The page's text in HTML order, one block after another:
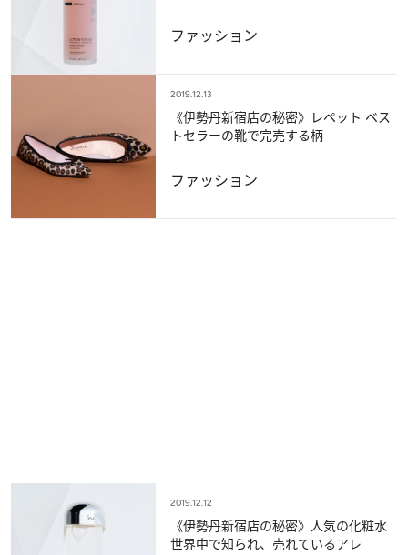
ファッション
2019.12.13
《伊勢丹新宿店の秘密》レペット ベス
トセラーの靴で完売する柄
ファッション
2019.12.12
《伊勢丹新宿店の秘密》人気の化粧水
世界中で知られ、売れているアレ